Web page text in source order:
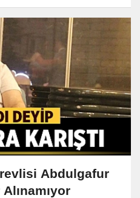
Abdulgafur